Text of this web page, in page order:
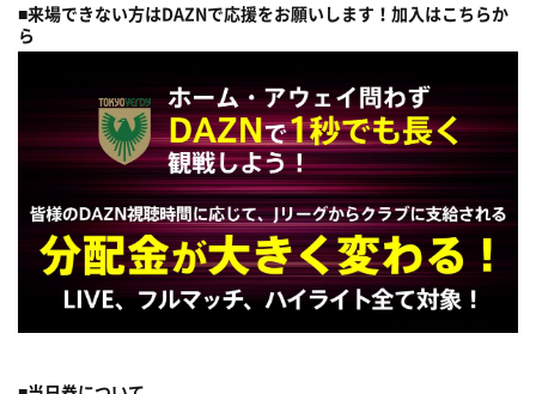
■来場できない方はDAZNで応援をお願いします！加入はこちらか
ら